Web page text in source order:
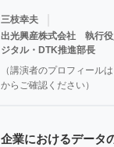
三枝幸夫
出光興産株式会社 執行役
ジタル・DTK推進部長
（講演者のプロフィール
からご確認ください）
企業におけるデータ